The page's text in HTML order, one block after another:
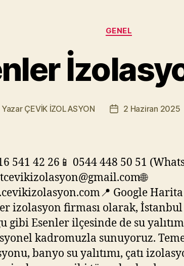
Kategoriler
GENEL
Yazar ÇEVİK İZOLASYON
Yazı2 Haziran 2025
541 42 26📱 0544 448 50 51
Google
izolasyon firması olarak,
gibi Esenler ilçesinde de su
kadromuzla sunuyoruz.
banyo su yalıtımı, çatı